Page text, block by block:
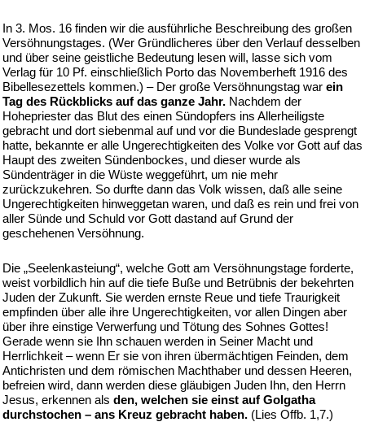
In 3. Mos. 16 finden wir die ausführliche Beschreibung des großen
Versöhnungstages. (Wer Gründlicheres über den Verlauf desselben
und über seine geistliche Bedeutung lesen will, lasse sich vom
Verlag für 10 Pf. einschließlich Porto das Novemberheft 1916 des
Bibellesezettels kommen.) – Der große Versöhnungstag war ein
Tag des Rückblicks auf das ganze Jahr. Nachdem der
Hohepriester das Blut des einen Sündopfers ins Allerheiligste
gebracht und dort siebenmal auf und vor die Bundeslade gesprengt
hatte, bekannte er alle Ungerechtigkeiten des Volke vor Gott auf das
Haupt des zweiten Sündenbockes, und dieser wurde als
Sündenträger in die Wüste weggeführt, um nie mehr
zurückzukehren. So durfte dann das Volk wissen, daß alle seine
Ungerechtigkeiten hinweggetan waren, und daß es rein und frei von
aller Sünde und Schuld vor Gott dastand auf Grund der
geschehenen Versöhnung.
Die „Seelenkasteiung“, welche Gott am Versöhnungstage forderte,
weist vorbildlich hin auf die tiefe Buße und Betrübnis der bekehrten
Juden der Zukunft. Sie werden ernste Reue und tiefe Traurigkeit
empfinden über alle ihre Ungerechtigkeiten, vor allen Dingen aber
über ihre einstige Verwerfung und Tötung des Sohnes Gottes!
Gerade wenn sie Ihn schauen werden in Seiner Macht und
Herrlichkeit – wenn Er sie von ihren übermächtigen Feinden, dem
Antichristen und dem römischen Machthaber und dessen Heeren,
befreien wird, dann werden diese gläubigen Juden Ihn, den Herrn
Jesus, erkennen als den, welchen sie einst auf Golgatha
durchstochen – ans Kreuz gebracht haben. (Lies Offb. 1,7.)